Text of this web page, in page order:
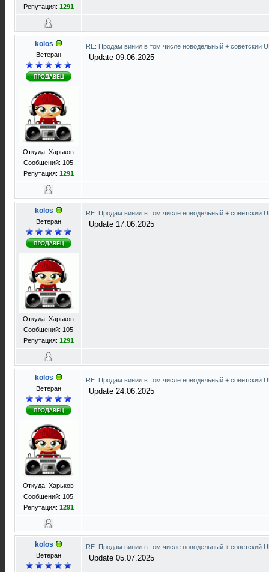
Репутация: 1291
kolos
Ветеран
Откуда: Харьков
Сообщений: 105
Репутация: 1291
RE: Продам винил в том числе новодельный + советский
Update 09.06.2025
kolos
Ветеран
Откуда: Харьков
Сообщений: 105
Репутация: 1291
RE: Продам винил в том числе новодельный + советский
Update 17.06.2025
kolos
Ветеран
Откуда: Харьков
Сообщений: 105
Репутация: 1291
RE: Продам винил в том числе новодельный + советский
Update 24.06.2025
kolos
Ветеран
RE: Продам винил в том числе новодельный + советский
Update 05.07.2025